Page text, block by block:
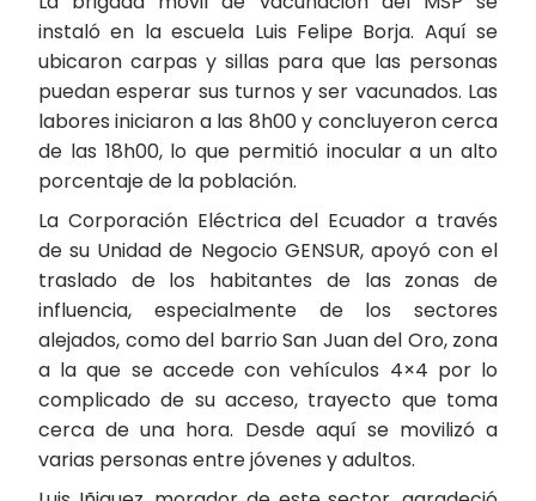
instaló en la escuela Luis Felipe Borja. Aquí se
ubicaron carpas y sillas para que las personas
puedan esperar sus turnos y ser vacunados. Las
labores iniciaron a las 8h00 y concluyeron cerca
de las 18h00, lo que permitió inocular a un alto
porcentaje de la población.
La Corporación Eléctrica del Ecuador a través
de su Unidad de Negocio GENSUR, apoyó con el
traslado de los habitantes de las zonas de
influencia, especialmente de los sectores
alejados, como del barrio San Juan del Oro, zona
a la que se accede con vehículos 4×4 por lo
complicado de su acceso, trayecto que toma
cerca de una hora. Desde aquí se movilizó a
varias personas entre jóvenes y adultos.